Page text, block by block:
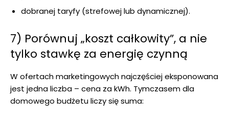
dobranej taryfy (strefowej lub dynamicznej).
7) Porównuj „koszt całkowity”, a nie
tylko stawkę za energię czynną
W ofertach marketingowych najczęściej eksponowana
jest jedna liczba – cena za kWh. Tymczasem dla
domowego budżetu liczy się suma: